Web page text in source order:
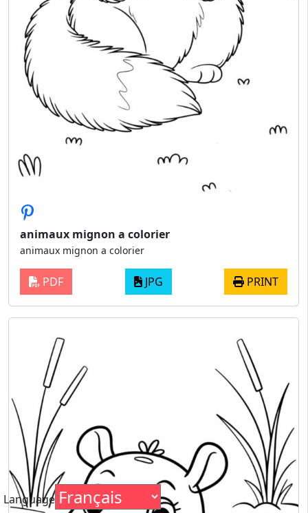
animaux mignon a colorier
animaux mignon a colorier
PDF JPG PRINT
Language